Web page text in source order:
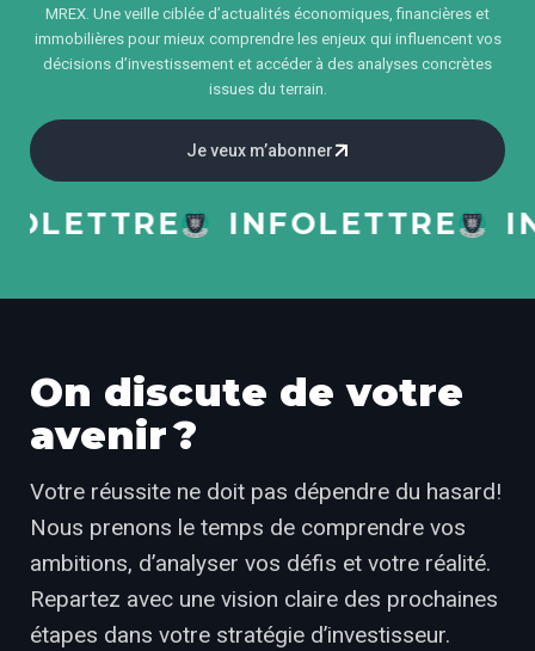
MREX. Une veille ciblée d’actualités économiques, financières et
immobilières pour mieux comprendre les enjeux qui influencent vos
décisions d’investissement et accéder à des analyses concrètes
issues du terrain.
Je veux m’abonner
INFOLETTRE
On discute de votre
avenir ?
Votre réussite ne doit pas dépendre du hasard!
Nous prenons le temps de comprendre vos
ambitions, d’analyser vos défis et votre réalité.
Repartez avec une vision claire des prochaines
étapes dans votre stratégie d’investisseur.